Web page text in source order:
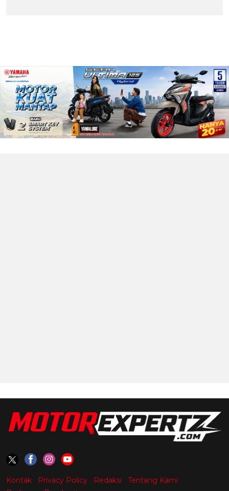
Kontak Privacy Policy Redaksi
Tentang Kami